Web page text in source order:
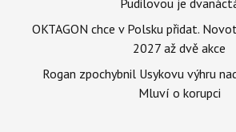
Pudilovou je
OKTAGON chce v Polsku přidat.
2027 až dvě akce
Rogan zpochybnil Usykovu výhru
Mluví o korupci